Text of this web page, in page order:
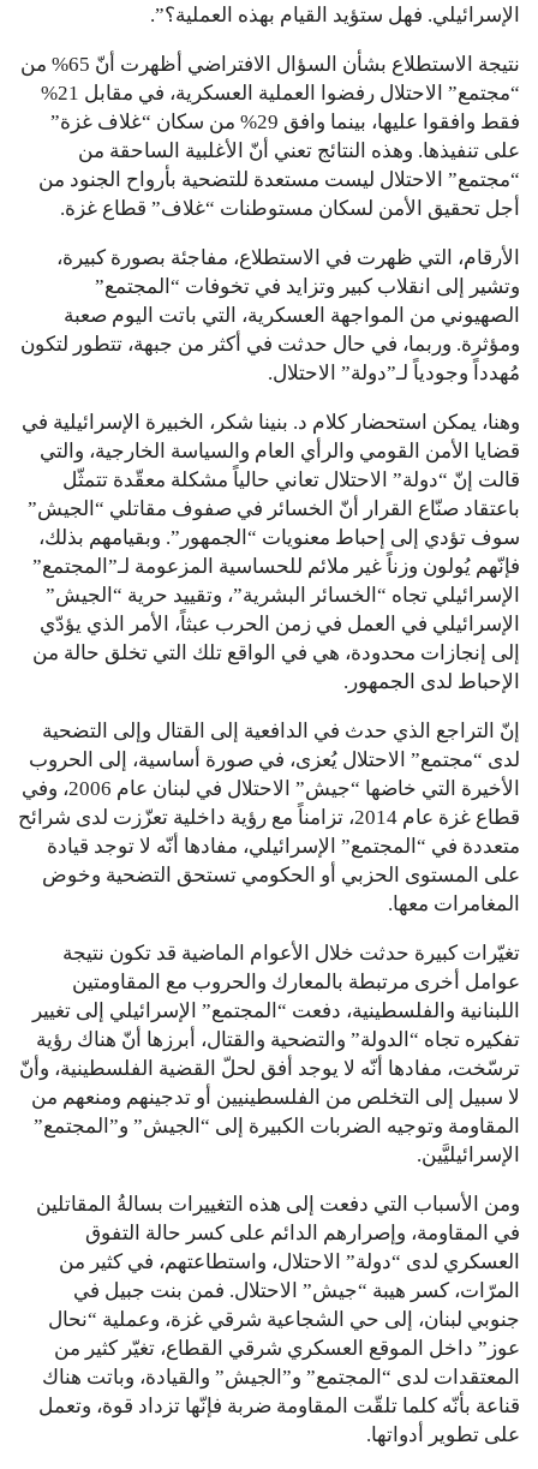
الإسرائيلي. فهل ستؤيد القيام بهذه العملية؟”.
نتيجة الاستطلاع بشأن السؤال الافتراضي أظهرت أنّ 65% من
“مجتمع” الاحتلال رفضوا العملية العسكرية، في مقابل 21%
فقط وافقوا عليها، بينما وافق 29% من سكان “غلاف غزة”
على تنفيذها. وهذه النتائج تعني أنّ الأغلبية الساحقة من
“مجتمع” الاحتلال ليست مستعدة للتضحية بأرواح الجنود من
أجل تحقيق الأمن لسكان مستوطنات “غلاف” قطاع غزة.
الأرقام، التي ظهرت في الاستطلاع، مفاجئة بصورة كبيرة،
وتشير إلى انقلاب كبير وتزايد في تخوفات “المجتمع”
الصهيوني من المواجهة العسكرية، التي باتت اليوم صعبة
ومؤثرة. وربما، في حال حدثت في أكثر من جبهة، تتطور لتكون
مُهدداً وجودياً لـ”دولة” الاحتلال.
وهنا، يمكن استحضار كلام د. بنينا شكر، الخبيرة الإسرائيلية في
قضايا الأمن القومي والرأي العام والسياسة الخارجية، والتي
قالت إنّ “دولة” الاحتلال تعاني حالياً مشكلة معقّدة تتمثّل
باعتقاد صنّاع القرار أنّ الخسائر في صفوف مقاتلي “الجيش”
سوف تؤدي إلى إحباط معنويات “الجمهور”. وبقيامهم بذلك،
فإنّهم يُولون وزناً غير ملائم للحساسية المزعومة لـ”المجتمع”
الإسرائيلي تجاه “الخسائر البشرية”، وتقييد حرية “الجيش”
الإسرائيلي في العمل في زمن الحرب عبثاً، الأمر الذي يؤدّي
إلى إنجازات محدودة، هي في الواقع تلك التي تخلق حالة من
الإحباط لدى الجمهور.
إنّ التراجع الذي حدث في الدافعية إلى القتال وإلى التضحية
لدى “مجتمع” الاحتلال يُعزى، في صورة أساسية، إلى الحروب
الأخيرة التي خاضها “جيش” الاحتلال في لبنان عام 2006، وفي
قطاع غزة عام 2014، تزامناً مع رؤية داخلية تعزّزت لدى شرائح
متعددة في “المجتمع” الإسرائيلي، مفادها أنّه لا توجد قيادة
على المستوى الحزبي أو الحكومي تستحق التضحية وخوض
المغامرات معها.
تغيّرات كبيرة حدثت خلال الأعوام الماضية قد تكون نتيجة
عوامل أخرى مرتبطة بالمعارك والحروب مع المقاومتين
اللبنانية والفلسطينية، دفعت “المجتمع” الإسرائيلي إلى تغيير
تفكيره تجاه “الدولة” والتضحية والقتال، أبرزها أنّ هناك رؤية
ترسّخت، مفادها أنّه لا يوجد أفق لحلّ القضية الفلسطينية، وأنّ
لا سبيل إلى التخلص من الفلسطينيين أو تدجينهم ومنعهم من
المقاومة وتوجيه الضربات الكبيرة إلى “الجيش” و”المجتمع”
الإسرائيليَّين.
ومن الأسباب التي دفعت إلى هذه التغييرات بسالةُ المقاتلين
في المقاومة، وإصرارهم الدائم على كسر حالة التفوق
العسكري لدى “دولة” الاحتلال، واستطاعتهم، في كثير من
المرّات، كسر هيبة “جيش” الاحتلال. فمن بنت جبيل في
جنوبي لبنان، إلى حي الشجاعية شرقي غزة، وعملية “نحال
عوز” داخل الموقع العسكري شرقي القطاع، تغيّر كثير من
المعتقدات لدى “المجتمع” و”الجيش” والقيادة، وباتت هناك
قناعة بأنّه كلما تلقّت المقاومة ضربة فإنّها تزداد قوة، وتعمل
على تطوير أدواتها.